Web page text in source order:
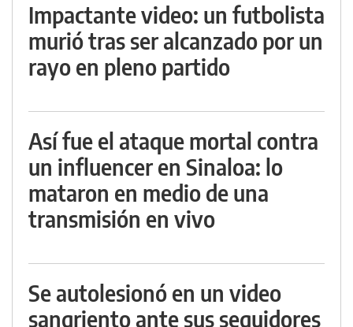
Impactante video: un futbolista
murió tras ser alcanzado por un
rayo en pleno partido
Así fue el ataque mortal contra
un influencer en Sinaloa: lo
mataron en medio de una
transmisión en vivo
Se autolesionó en un video
sangriento ante sus seguidores